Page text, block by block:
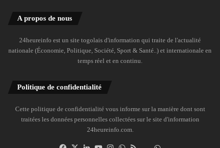
A propos de nous
24heureinfo est un site togolais d'information qui traite de l'actualité
nationale (Économie, Politique, Société, Sport & Santé..) et internationale en
temps réel et en continu.
Politique de confidentialité
Cette politique de confidentialité vous informe sur la manière dont sont
traitées les données personnelles collectées sur le site d'information
24heureinfo.com.